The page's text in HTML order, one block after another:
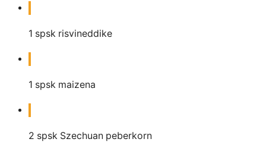
1 spsk risvineddike
1 spsk maizena
2 spsk Szechuan peberkorn